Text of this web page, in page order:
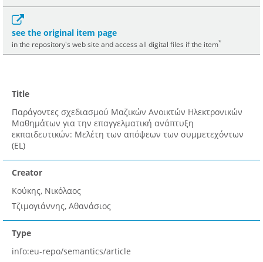
see the original item page
in the repository's web site and access all digital files if the item*
Title
Παράγοντες σχεδιασμού Μαζικών Ανοικτών Ηλεκτρονικών
Μαθημάτων για την επαγγελματική ανάπτυξη
εκπαιδευτικών: Μελέτη των απόψεων των συμμετεχόντων
(EL)
Creator
Κούκης, Νικόλαος
Τζιμογιάννης, Αθανάσιος
Type
info:eu-repo/semantics/article